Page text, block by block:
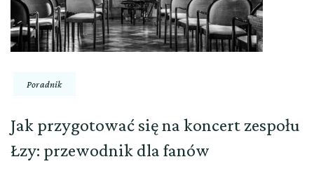
Poradnik
Jak przygotować się na koncert zespołu
Łzy: przewodnik dla fanów